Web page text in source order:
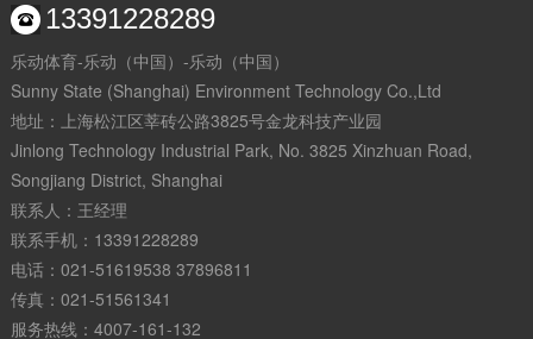
13391228289
乐动体育-乐动（中国）-乐动（中国）
Sunny State (Shanghai) Environment Technology Co.,Ltd
地址：上海松江区莘砖公路3825号金龙科技产业园
Jinlong Technology Industrial Park, No. 3825 Xinzhuan Road,
Songjiang District, Shanghai
联系人：王经理
联系手机：13391228289
电话：021-51619538 37896811
传真：021-51561341
服务热线：4007-161-132